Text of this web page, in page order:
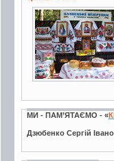
2 фото
МИ - ПАМ’ЯТАЄМО - «
Дзюбенко Сергій